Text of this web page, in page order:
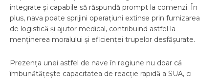
integrate și capabile să răspundă prompt la comenzi. În
plus, nava poate sprijini operațiuni extinse prin furnizarea
de logistică și ajutor medical, contribuind astfel la
menținerea moralului și eficienței trupelor desfășurate.
Prezența unei astfel de nave în regiune nu doar că
îmbunătățește capacitatea de reacție rapidă a SUA, ci